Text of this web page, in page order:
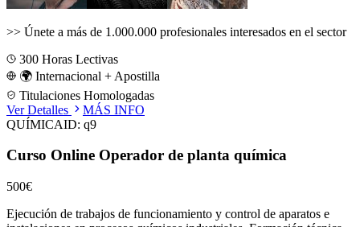
>> Únete a más de 1.000.000 profesionales interesados en el sector
300 Horas Lectivas
🌍 Internacional + Apostilla
Titulaciones Homologadas
Ver Detalles
MÁS INFO
QUÍMICAID: q9
Curso Online Operador de planta química
500€
Ejecución de trabajos de funcionamiento y control de aparatos e